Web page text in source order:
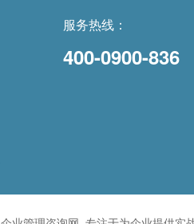
服务热线：
400-0900-836